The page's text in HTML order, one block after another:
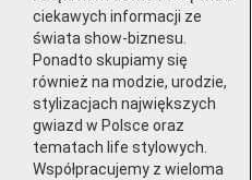
ciekawych informacji ze
świata show-biznesu.
Ponadto skupiamy się
również na modzie, urodzie,
stylizacjach największych
gwiazd w Polsce oraz
tematach life stylowych.
Współpracujemy z wieloma